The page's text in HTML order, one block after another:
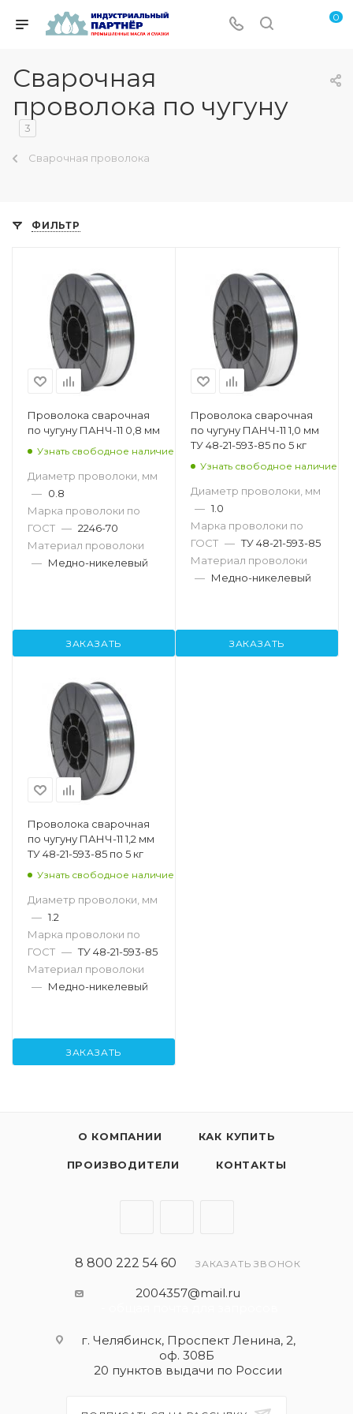
0
Сварочная
проволока по чугуну
3
Сварочная проволока
ФИЛЬТР
Проволока сварочная
по чугуну ПАНЧ-11 0,8 мм
Узнать свободное наличие
Диаметр проволоки, мм
— 0.8
Марка проволоки по
ГОСТ — 2246-70
Материал проволоки
— Медно-никелевый
ЗАКАЗАТЬ
Проволока сварочная
по чугуну ПАНЧ-11 1,0 мм
ТУ 48-21-593-85 по 5 кг
Узнать свободное наличие
Диаметр проволоки, мм
— 1.0
Марка проволоки по
ГОСТ — ТУ 48-21-593-85
Материал проволоки
— Медно-никелевый
ЗАКАЗАТЬ
Проволока сварочная
по чугуну ПАНЧ-11 1,2 мм
ТУ 48-21-593-85 по 5 кг
Узнать свободное наличие
Диаметр проволоки, мм
— 1.2
Марка проволоки по
ГОСТ — ТУ 48-21-593-85
Материал проволоки
— Медно-никелевый
ЗАКАЗАТЬ
О КОМПАНИИ КАК КУПИТЬ
ПРОИЗВОДИТЕЛИ КОНТАКТЫ
8 800 222 54 60 ЗАКАЗАТЬ ЗВОНОК
2004357@mail.ru
г. Челябинск, Проспект Ленина, 2,
оф. 308Б
20 пунктов выдачи по России